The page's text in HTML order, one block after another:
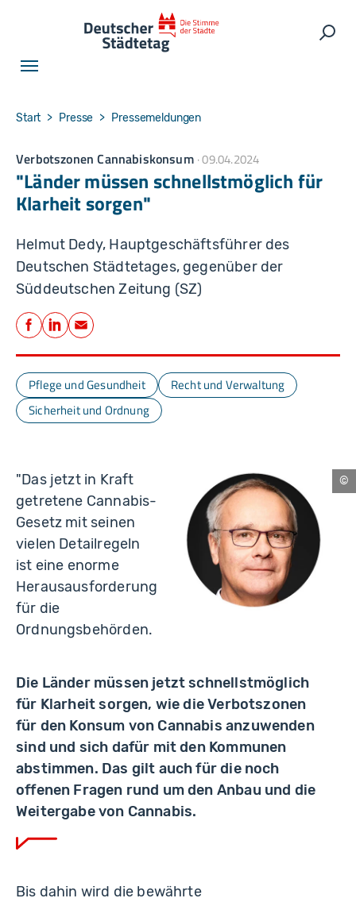
You are here:
Start Presse Pressemeldungen
Verbotszonen Cannabiskonsum 09.04.2024
"Länder müssen schnellstmöglich für
Klarheit sorgen"
Helmut Dedy, Hauptgeschäftsführer des
Deutschen Städtetages, gegenüber der
Süddeutschen Zeitung (SZ)
Teilen
Facebook
LinkedIn
E-Mail
Pflege und Gesundheit
Recht und Verwaltung
Sicherheit und Ordnung
"Das jetzt in Kraft
getretene Cannabis-
Gesetz mit seinen
vielen Detailregeln
ist eine enorme
Herausausforderung
für die
Ordnungsbehörden.
Die Länder müssen jetzt schnellstmöglich
für Klarheit sorgen, wie die Verbotszonen
für den Konsum von Cannabis anzuwenden
sind und sich dafür mit den Kommunen
abstimmen. Das gilt auch für die noch
offenen Fragen rund um den Anbau und die
Weitergabe von Cannabis.
Bis dahin wird die bewährte